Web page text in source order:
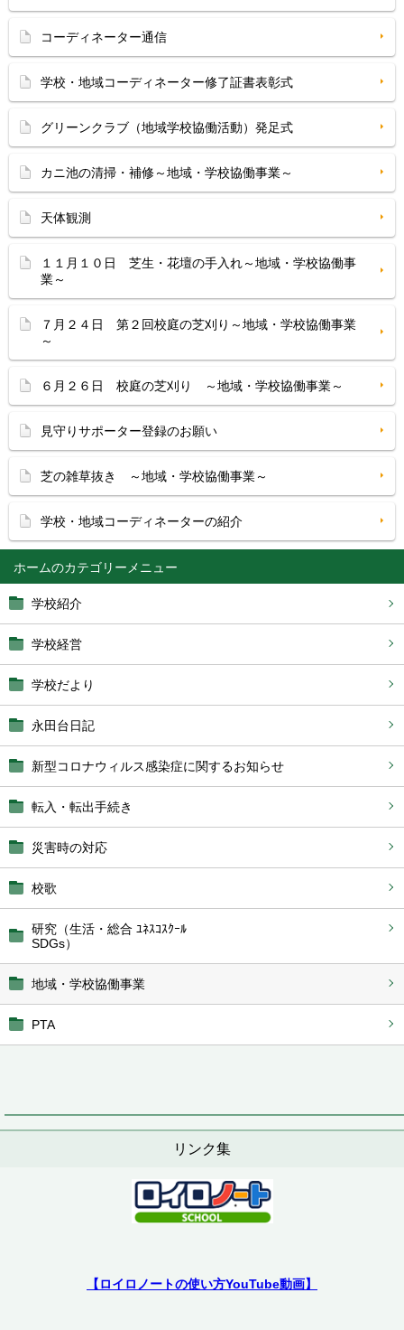
ホーム
学校紹介
学校経営
学校だより
永田台日記
新型コロナウィルス感染症に関するお知らせ
転入・転出手続き
災害時の対応
校歌
研究（生活・総合 ﾕﾈｽｺｽｸｰﾙ
SDGs）
地域・学校協働事業
PTA
リンク集
【ロイロノートの使い方YouTube動画】
コーディネーター通信
学校・地域コーディネーター修了証書表彰式
グリーンクラブ（地域学校協働活動）発足式
カニ池の清掃・補修～地域・学校協働事業～
天体観測
１１月１０日 芝生・花壇の手入れ～地域・学校協働事
業～
７月２４日 第２回校庭の芝刈り～地域・学校協働事業
～
６月２６日 校庭の芝刈り ～地域・学校協働事業～
見守りサポーター登録のお願い
芝の雑草抜き ～地域・学校協働事業～
学校・地域コーディネーターの紹介